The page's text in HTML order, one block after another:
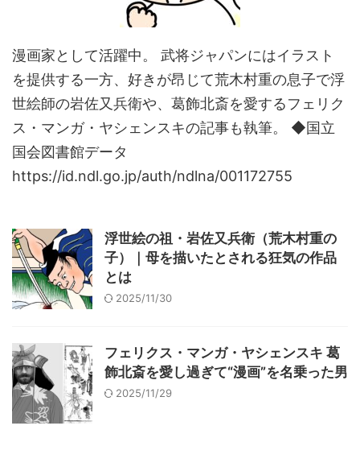
漫画家として活躍中。 武将ジャパンにはイラスト
を提供する一方、好きが昂じて荒木村重の息子で浮
世絵師の岩佐又兵衛や、葛飾北斎を愛するフェリク
ス・マンガ・ヤシェンスキの記事も執筆。 ◆国立
国会図書館データ
https://id.ndl.go.jp/auth/ndlna/001172755
浮世絵の祖・岩佐又兵衛（荒木村重の
子）｜母を描いたとされる狂気の作品
とは
2025/11/30
フェリクス・マンガ・ヤシェンスキ 葛
飾北斎を愛し過ぎて“漫画”を名乗った男
2025/11/29